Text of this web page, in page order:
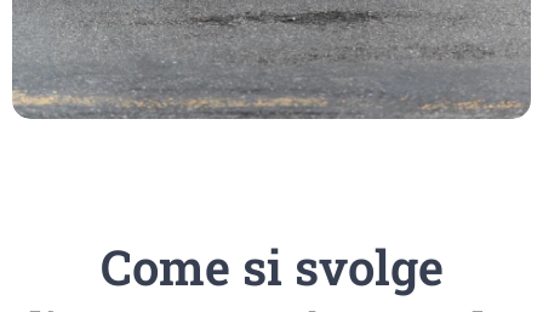
Come si svolge